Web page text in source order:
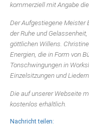
kommerziell mit Angabe
Der Aufgestiegene Meister
der Ruhe und
göttlichen Willens.
Energien, die in Form von
Tonschwingungen in
Einzelsitzungen und
Die auf unserer Webseite
kostenlos erhältlich.
Nachricht teilen: